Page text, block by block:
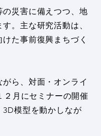
災害に備えつつ、地
。主な研究活動は、
た事前復興まちづく
ら、対面・オンライ
２月にセミナーの開催
模型を動かしなが